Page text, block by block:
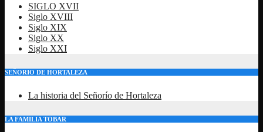
SIGLO XVII
Siglo XVIII
Siglo XIX
Siglo XX
Siglo XXI
SEÑORIO DE HORTALEZA
La historia del Señorío de Hortaleza
LA FAMILIA TOBAR